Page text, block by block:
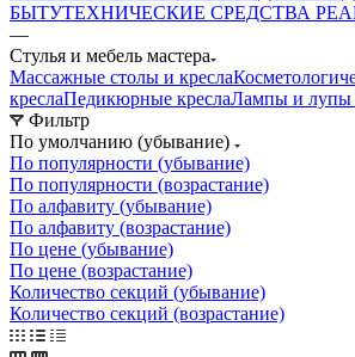
БЫТУТЕХНИЧЕСКИЕ СРЕДСТВА
—
Стулья и мебель мастера
Массажные столы и кресла
креслаПедикюрные креслаЛампы и лупы
Фильтр
По умолчанию (убывание)
По популярности (убывание)
По популярности (возрастание)
По алфавиту (убывание)
По алфавиту (возрастание)
По цене (убывание)
По цене (возрастание)
Количество секций (убывание)
Количество секций (возрастание)